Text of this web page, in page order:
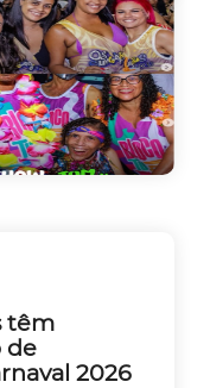
têm
de
2026